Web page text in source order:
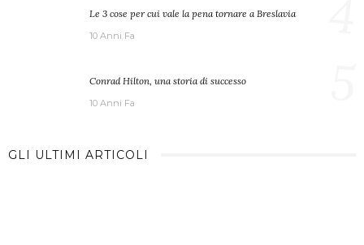
Le 3 cose per cui vale la pena tornare a Breslavia
10 Anni Fa
Conrad Hilton, una storia di successo
10 Anni Fa
GLI ULTIMI ARTICOLI